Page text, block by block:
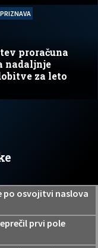
proračuna
nadaljnje
za leto
po osvojitvi naslova
prvi pole